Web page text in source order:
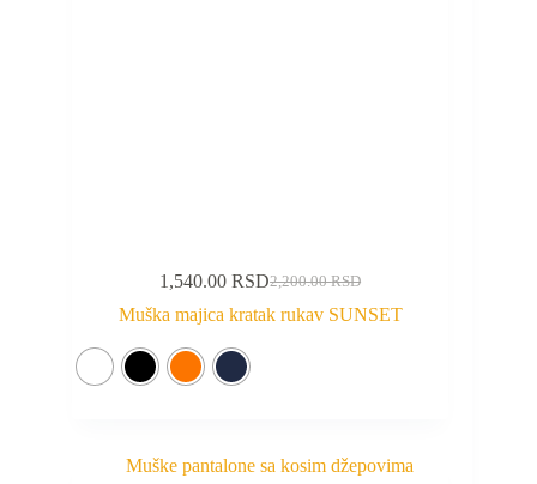
2,200.00RSD
1,540.00RSD
Muška majica kratak rukav SUNSET